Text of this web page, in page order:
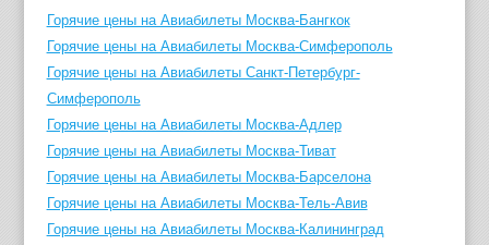
Горячие цены на Авиабилеты Москва-Бангкок
Горячие цены на Авиабилеты Москва-Симферополь
Горячие цены на Авиабилеты Санкт-Петербург-
Симферополь
Горячие цены на Авиабилеты Москва-Адлер
Горячие цены на Авиабилеты Москва-Тиват
Горячие цены на Авиабилеты Москва-Барселона
Горячие цены на Авиабилеты Москва-Тель-Авив
Горячие цены на Авиабилеты Москва-Калининград